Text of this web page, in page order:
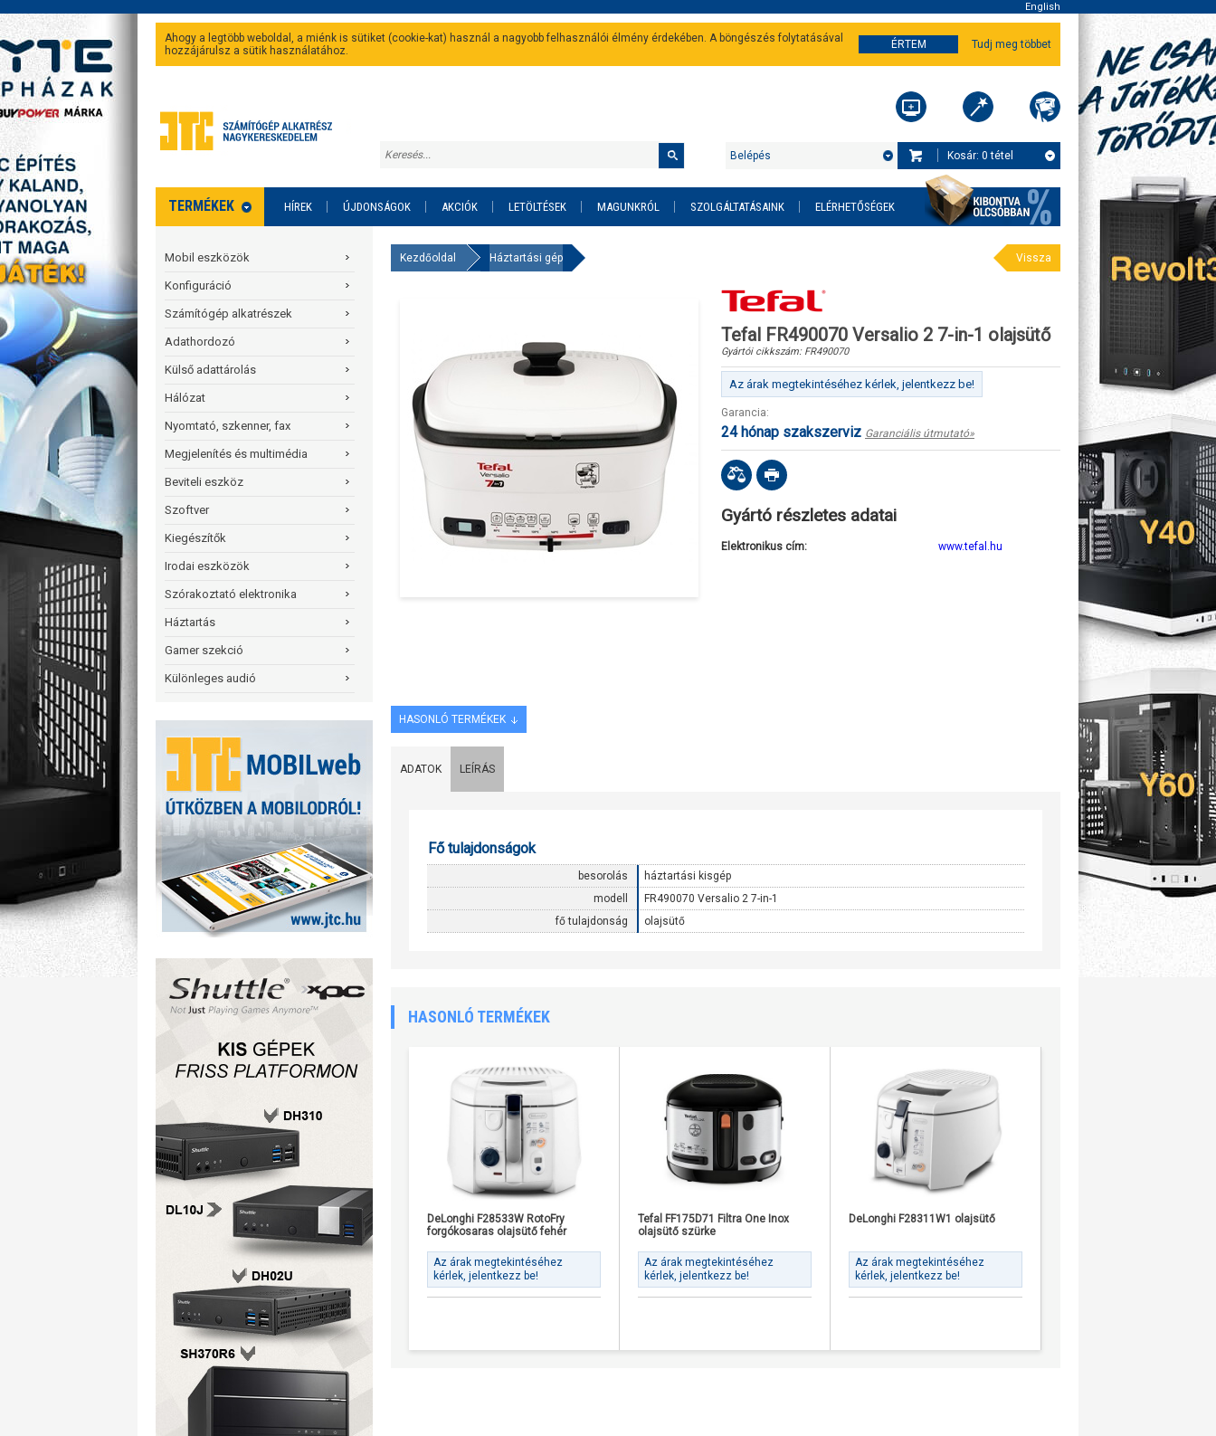
English
Ahogy a legtöbb weboldal, a miénk is sütiket (cookie-kat) használ a nagyobb felhasználói élmény érdekében. A böngészés folytatásával
hozzájárulsz a sütik használatához.
ÉRTEM Tudj meg többet
Kosár: 0 tétel
Belépés
TERMÉKEK HÍREK ÚJDONSÁGOK AKCIÓK LETÖLTÉSEK MAGUNKRÓL SZOLGÁLTATÁSAINK ELÉRHETŐSÉGEK
Mobil eszközök
Konfiguráció
Számítógép alkatrészek
Adathordozó
Külső adattárolás
Hálózat
Nyomtató, szkenner, fax
Megjelenítés és multimédia
Beviteli eszköz
Szoftver
Kiegészítők
Irodai eszközök
Szórakoztató elektronika
Háztartás
Gamer szekció
Különleges audió
Kezdőoldal Háztartási gép Vissza
Tefal FR490070 Versalio 2 7-in-1 olajsütő
Gyártói cikkszám: FR490070
Az árak megtekintéséhez kérlek, jelentkezz be!
Garancia:
24 hónap szakszerviz Garanciális útmutató»
Gyártó részletes adatai
Elektronikus cím: www.tefal.hu
HASONLÓ TERMÉKEK
ADATOK LEÍRÁS
Fő tulajdonságok
besorolás
háztartási kisgép
modell
FR490070 Versalio 2 7-in-1
fő tulajdonság
olajsütő
HASONLÓ TERMÉKEK
DeLonghi F28533W RotoFry
forgókosaras olajsütő fehér
Az árak megtekintéséhez
kérlek, jelentkezz be!
Tefal FF175D71 Filtra One Inox
olajsütő szürke
Az árak megtekintéséhez
kérlek, jelentkezz be!
DeLonghi F28311W1 olajsütő
Az árak megtekintéséhez
kérlek, jelentkezz be!